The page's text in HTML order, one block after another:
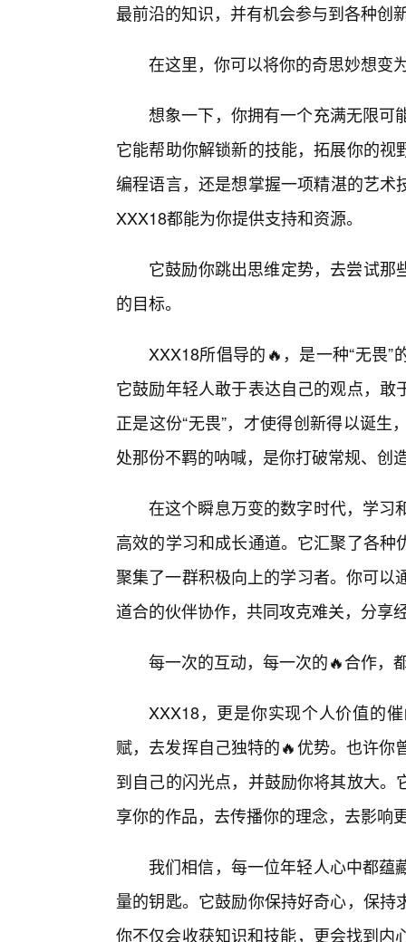
最前沿的知识，并有机会参与到各种创
在这里，你可以将你的奇思妙想变
想象一下，你拥有一个充满无限可
它能帮助你解锁新的技能，拓展你的
编程语言，还是想掌握一项精湛的艺
XXX18都能为你提供支持和资源。
它鼓励你跳出思维定势，去尝试
的目标。
XXX18所倡导的🔥，是一种“无畏
它鼓励年轻人敢于表达自己的观点，
正是这份“无畏”，才使得创新得以诞
处那份不羁的呐喊，是你打破常规、创
在这个瞬息万变的数字时代，学习
高效的学习和成长通道。它汇聚了各
聚集了一群积极向上的学习者。你可
道合的伙伴协作，共同攻克难关，分享
每一次的互动，每一次的🔥合作，
XXX18，更是你实现个人价值的
赋，去发挥自己独特的🔥优势。也许
到自己的闪光点，并鼓励你将其放大
享你的作品，去传播你的理念，去影响
我们相信，每一位年轻人心中都蕴
量的钥匙。它鼓励你保持好奇心，保
你不仅会收获知识和技能，更会找到